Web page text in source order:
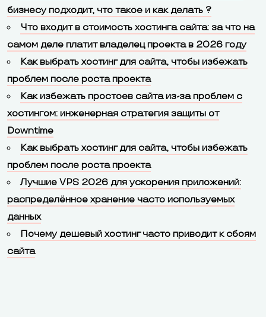
бизнесу подходит, что такое и как делать ?
Что входит в стоимость хостинга сайта: за что на
самом деле платит владелец проекта в 2026 году
Как выбрать хостинг для сайта, чтобы избежать
проблем после роста проекта
Как избежать простоев сайта из-за проблем с
хостингом: инженерная стратегия защиты от
Downtime
Как выбрать хостинг для сайта, чтобы избежать
проблем после роста проекта
Лучшие VPS 2026 для ускорения приложений:
распределённое хранение часто используемых
данных
Почему дешевый хостинг часто приводит к сбоям
сайта